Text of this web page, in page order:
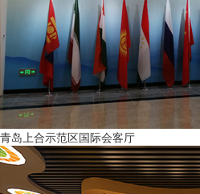
青岛上合示范区国际会客厅